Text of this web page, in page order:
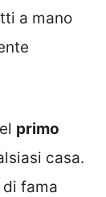
a mano
primo
casa.
fama